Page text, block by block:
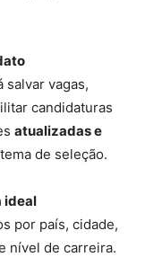
vagas,
candidaturas
atualizadas e
de seleção.
ideal
por país, cidade,
nível de carreira.